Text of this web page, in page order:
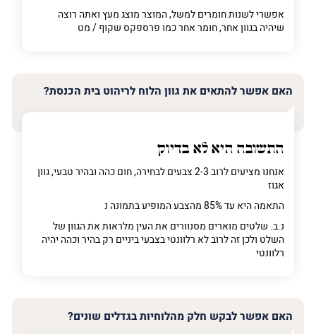
אפשרי לשנות חומרים למשל, המוצר מוצג מעץ ואתה רוצה
שיהיה בגוון אחר, חומר אחר כמו פרספקס שקוף / מט
האם אפשר להתאים את גוון הלוח לריהוט בית הכנסת?
התשובה היא לא בדיוק
אנחנו מציעים לרוב 2-3 צבעים לבחירה, חום כהה ובהיר טבעי, גוון
אגוז
התאמה היא עד 85% מהצבע המופיע בתמונה נ
נ.ב. שלטים מוארים מסנוורים את העין מלראות את הגוון של
השלט ולכן זה לרוב לא רלוונטי בצבעי ביניים רק בהיר וכהה יהיה
רלוונטי
האם אפשר לבקש חלק מהלוחיות בגדלים שונים?